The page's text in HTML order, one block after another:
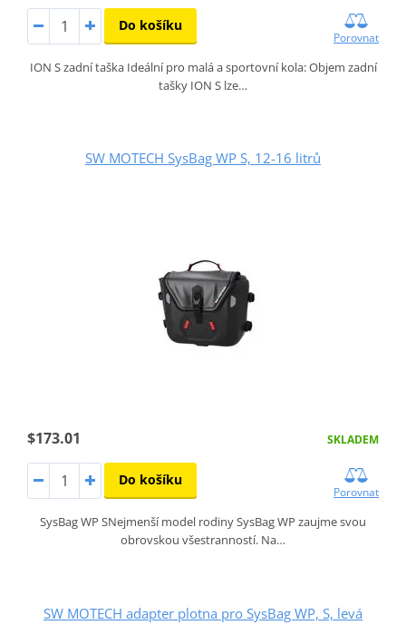
Do košíku
Porovnat
ION S zadní taška Ideální pro malá a sportovní kola: Objem zadní
tašky ION S lze…
SW MOTECH SysBag WP S, 12-16 litrů
$173.01 SKLADEM
Do košíku
Porovnat
SysBag WP SNejmenší model rodiny SysBag WP zaujme svou
obrovskou všestranností. Na…
SW MOTECH adapter plotna pro SysBag WP, S, levá